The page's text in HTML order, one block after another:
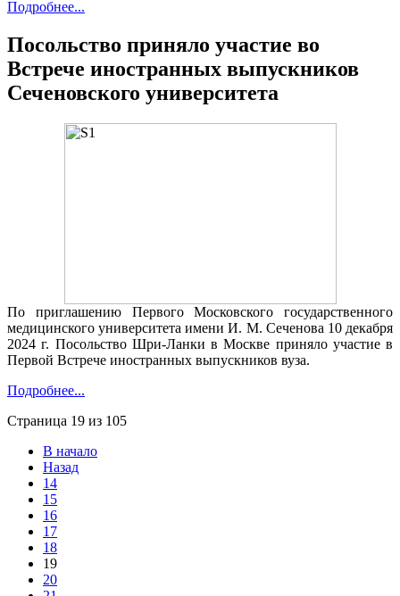
Подробнее...
Посольство приняло участие во
Встрече иностранных выпускников
Сеченовского университета
По приглашению Первого Московского государственного
медицинского университета имени И. М. Сеченова 10 декабря
2024 г. Посольство Шри-Ланки в Москве приняло участие в
Первой Встрече иностранных выпускников вуза.
Подробнее...
Страница 19 из 105
В начало
Назад
14
15
16
17
18
19
20